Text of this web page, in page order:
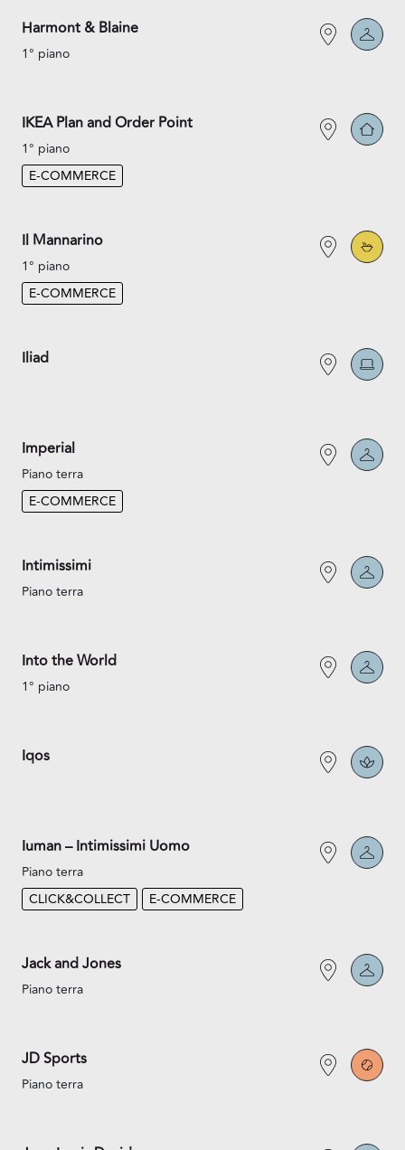
Harmont & Blaine
1° piano
IKEA Plan and Order Point
1° piano
E-COMMERCE
Il Mannarino
1° piano
E-COMMERCE
Iliad
Imperial
Piano terra
E-COMMERCE
Intimissimi
Piano terra
Into the World
1° piano
Iqos
Iuman – Intimissimi Uomo
Piano terra
CLICK&COLLECT
E-COMMERCE
Jack and Jones
Piano terra
JD Sports
Piano terra